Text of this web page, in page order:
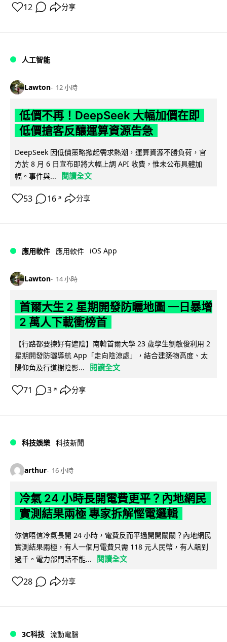
12 分享
人工智能
Lawton 12 小時
低價不再！DeepSeek 大幅加價在即
低價搶客反釀運算資源告急
DeepSeek 因低價策略掀起需求熱潮，運算資源不勝負荷，官
方於 8 月 6 日宣布即將大幅上調 API 收費，惟未公布具體加
幅。事件與...
閱讀全文
53 16 ↗ 分享
應用軟件 應用軟件 iOS App
Lawton 14 小時
首爾大生 2 星期開發防曬地圖 一日暴增
2 萬人下載衝榜首
【行路都要揀好有遮陰】南韓首爾大學 23 歲學生劉敏俊利用 2
星期開發防曬導航 App「走向陰涼處」，結合建築物高度、太
陽仰角及行道樹陰影...
閱讀全文
71 3 ↗ 分享
科技娛樂 科技新聞
arthur 16 小時
冷氣 24 小時長開電費更平？內地網民
實測結果兩極 專家拆解慳電邏輯
你信唔信冷氣長開 24 小時，電費反而平過開開關關？內地網民
實測結果兩極，有人一個月電費只需 118 元人民幣，有人飆到
過千。電力部門話不能...
閱讀全文
28 分享
3C科技 流動電腦